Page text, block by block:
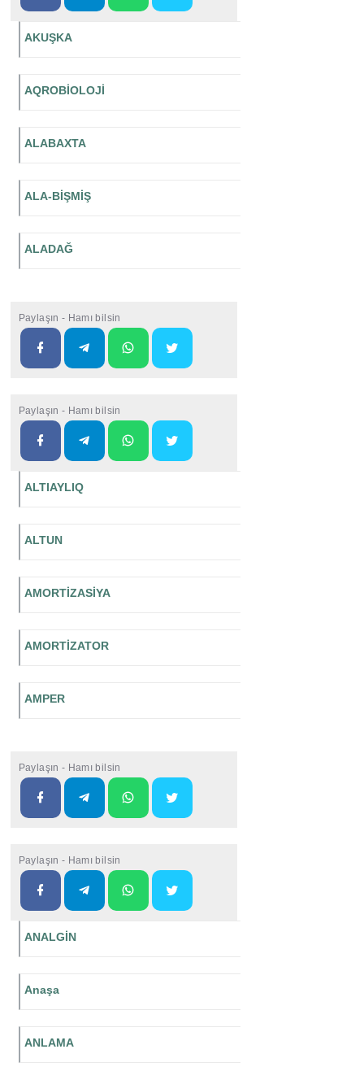
AKUŞKA
AQROBİOLOJİ
ALABAXTA
ALA-BİŞMİŞ
ALADAĞ
Paylaşın - Hamı bilsin
Paylaşın - Hamı bilsin
ALTIAYLIQ
ALTUN
AMORTİZASİYA
AMORTİZATOR
AMPER
Paylaşın - Hamı bilsin
Paylaşın - Hamı bilsin
ANALGİN
Anaşa
ANLAMA